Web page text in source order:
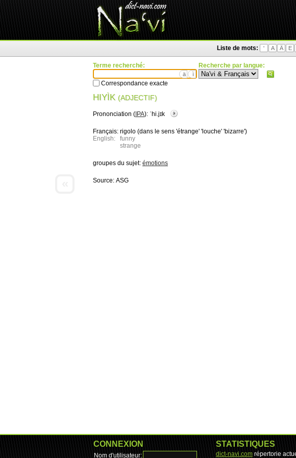
Liste de mots: ' A Ä E
Terme recherché:
ä ì
Correspondance exacte
Recherche par langue:
HIYÌK (ADJECTIF)
Prononciation ( IPA): ˈhi.jɪk
Français: rigolo (dans le sens 'étrange' 'louche' 'bizarre')
English:
funny
strange
groupes du sujet: émotions
Source: ASG
CONNEXION
Nom d'utilisateur:
STATISTIQUES
dict-navi.com répertorie